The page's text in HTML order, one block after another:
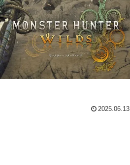
2025.06.13